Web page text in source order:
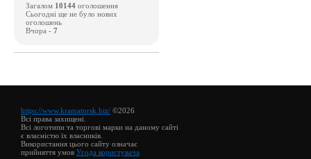
Загалом 10144 оголошення
Сьогодні ще не було нових
оголошень
Вчора - 7
https://www.kramatorsk.biz/ ©2026
Всі права захищені.
Всі логотипи та торгові марки на даному сайті
є власністю їх власників.
Використання цього сайту означає
прийняття умов Угода користувача